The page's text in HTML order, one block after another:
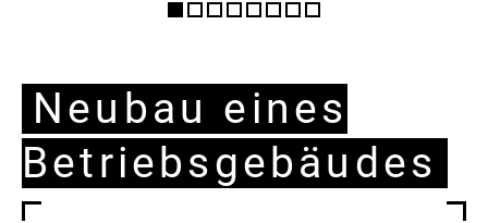
Neubau eines
Betriebsgebäudes